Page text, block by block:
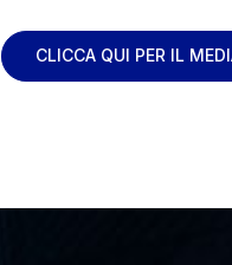
CLICCA QUI PER IL